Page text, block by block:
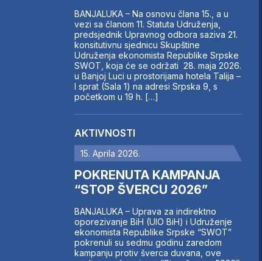
BANJALUKA – Na osnovu člana 15., a u
vezi sa članom 11. Statuta Udruženja,
predsjednik Upravnog odbora saziva 21.
konsitutivnu sjednicu Skupštine
Udruženja ekonomista Republike Srpske
SWOT, koja će se održati 28. maja 2026.
u Banjoj Luci u prostorijama hotela Talija –
I sprat (Sala 1) na adresi Srpska 9, s
početkom u 19 h. […]
AKTIVNOSTI
15. Aprila 2026.
POKRENUTA KAMPANJA
“STOP ŠVERCU 2026”
BANJALUKA – Uprava za indirektno
oporezivanje BiH (UIO BiH) i Udruženje
ekonomista Republike Srpske “SWOT”
pokrenuli su sedmu godinu zaredom
kampanju protiv šverca duvana, ove